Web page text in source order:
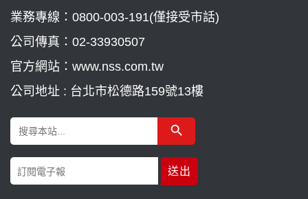
業務專線： 0800-003-191(僅接受市話)
公司傳真：02-33930507
官方網站：www.nss.com.tw
公司地址 : 台北市松德路159號13樓
Search
for:
Search Button